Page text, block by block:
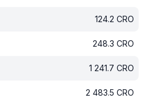
124.2 CRO
248.3 CRO
1 241.7 CRO
2 483.5 CRO